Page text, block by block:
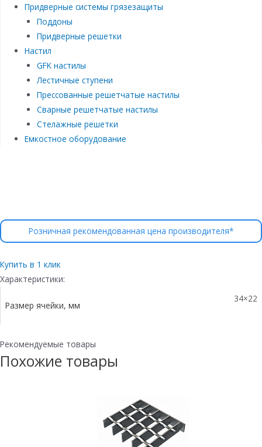
Придверные системы грязезащиты
Поддоны
Придверные решетки
Настил
GFK настилы
Лестичные ступени
Прессованные решетчатые настилы
Сварные решетчатые настилы
Стелажные решетки
Емкостное оборудование
Розничная рекомендованная цена производителя*
Купить в 1 клик
Характеристики:
Размер ячейки, мм
34×22
Рекомендуемые товары
Похожие товары